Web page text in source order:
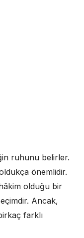
ruhunu belirler.
önemlidir.
olduğu bir
Ancak,
farklı